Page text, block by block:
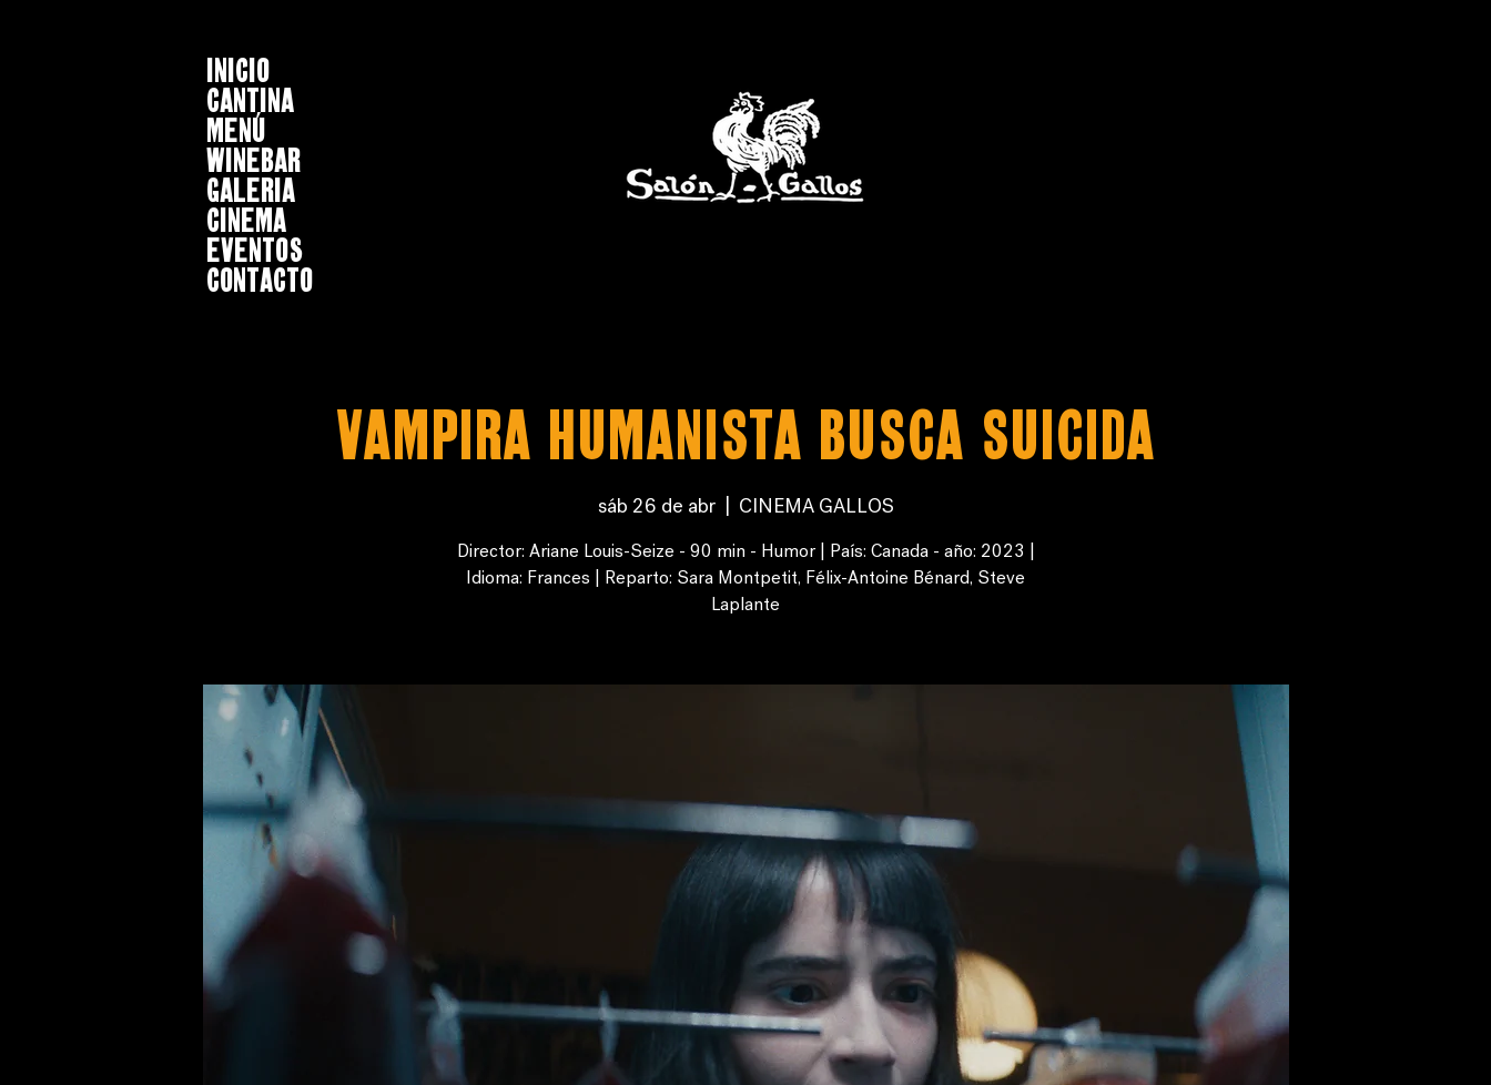
INICIO
CANTINA
MENÚ
WINEBAR
GALERIA
CINEMA
EVENTOS
CONTACTO
Vampira humanista busca suicida
sáb 26 de abr
  |
CINEMA GALLOS
Director: Ariane Louis-Seize - 90 min - Humor | País: Canada - año: 2023 |
Idioma: Frances | Reparto: Sara Montpetit, Félix-Antoine Bénard, Steve
Laplante